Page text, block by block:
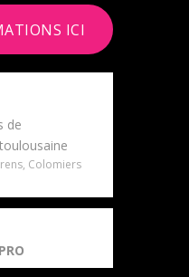
ICI
de
Colomiers